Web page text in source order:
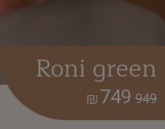
Roni green
949
749
₪